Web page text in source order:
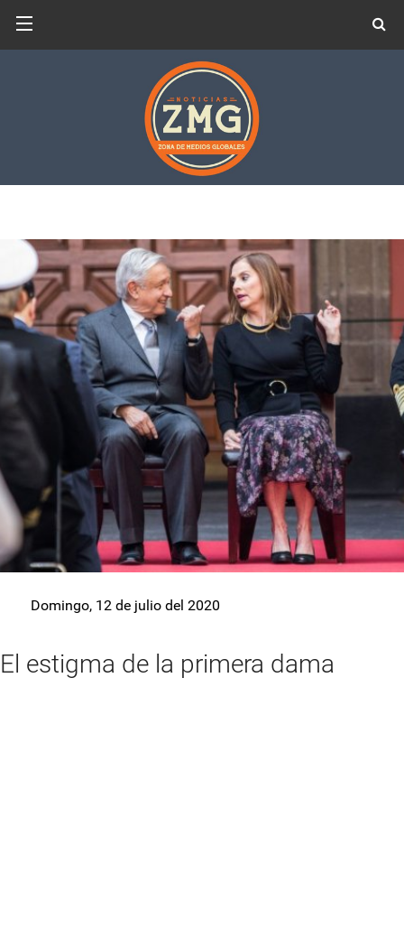
Domingo, 12 de julio del 2020
El estigma de la primera dama